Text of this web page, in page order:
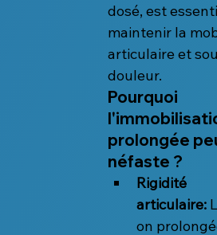
dosé, est
maintenir la
articulaire et
douleur.
Pourquoi
prolongée
néfaste ?
Rigidité
articulaire:
on